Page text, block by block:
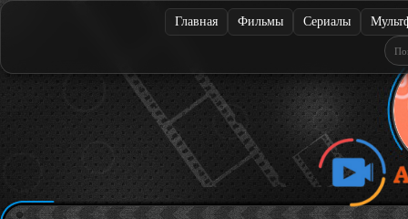
Главная Фильмы Сериалы